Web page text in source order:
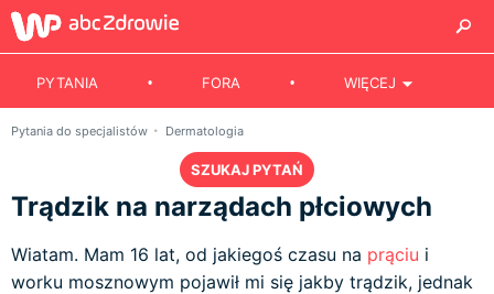
PYTANIA FORA WIĘCEJ
Pytania do specjalistów Dermatologia
SZUKAJ PYTAŃ
Trądzik na narządach płciowych
Wiatam. Mam 16 lat, od jakiegoś czasu na prąciu i
worku mosznowym pojawił mi się jakby trądzik, jednak